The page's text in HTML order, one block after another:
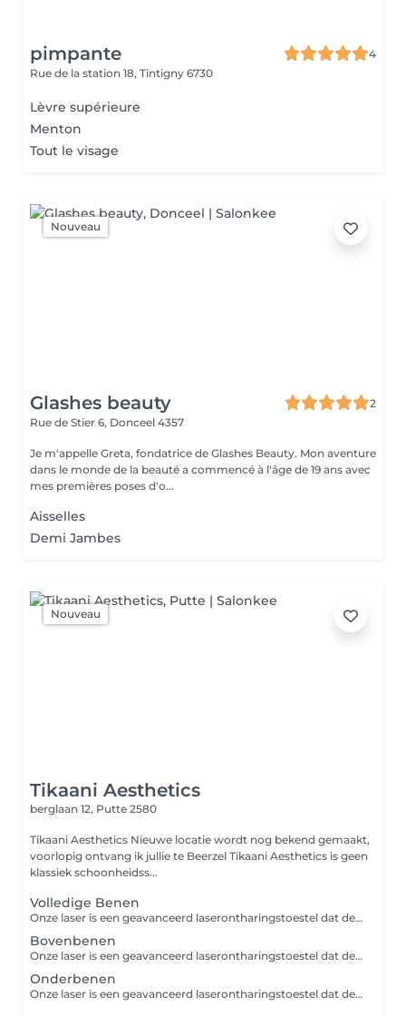
pimpante
4
Rue de la station 18, Tintigny 6730
Lèvre supérieure
Menton
Tout le visage
Nouveau
Glashes beauty
2
Rue de Stier 6, Donceel 4357
Je m'appelle Greta, fondatrice de Glashes Beauty. Mon aventure
dans le monde de la beauté a commencé à l'âge de 19 ans avec
mes premières poses d'o...
Aisselles
Demi Jambes
Nouveau
Tikaani Aesthetics
berglaan 12, Putte 2580
Tikaani Aesthetics Nieuwe locatie wordt nog bekend gemaakt,
voorlopig ontvang ik jullie te Beerzel Tikaani Aesthetics is geen
klassiek schoonheidss...
Volledige Benen
Onze laser is een geavanceerd laserontharingstoestel dat de nieuwste lasertechnologie combineert voor een snelle, comfortabele en doeltreffende ontharing. Het toestel is geschikt voor alle huidtypes en behandelt zowel fijne als donkere haren, over het hele lichaam: benen, oksels, armen, bikinilijn, buik, rug, nek en gezicht. Minder sessies, op maat van jouw huid Elke huid en haargroei is anders. Daarom bepalen we bij Tikaani het aantal sessies op basis van een persoonlijk advies, afgestemd op jouw huidtype en haardikte geen standaardpakket, maar een plan dat echt bij jou past. Zonder gel In tegenstelling tot veel andere laserbehandelingen werkt de onze laser met een luchtkoelingssysteem, zonder koude gel. Dat betekent een aangenamere, drogere en comfortabelere behandeling. Snellere behandeltijd Ontdek tijdens je eerste consult hoeveel sessies jouw huid nodig heeft. Boek vandaag nog bij Tikaani.
Bovenbenen
Onze laser is een geavanceerd laserontharingstoestel dat de nieuwste lasertechnologie combineert voor een snelle, comfortabele en doeltreffende ontharing. Het toestel is geschikt voor alle huidtypes en behandelt zowel fijne als donkere haren, over het hele lichaam: benen, oksels, armen, bikinilijn, buik, rug, nek en gezicht. Minder sessies, op maat van jouw huid Elke huid en haargroei is anders. Daarom bepalen we bij Tikaani het aantal sessies op basis van een persoonlijk advies, afgestemd op jouw huidtype en haardikte geen standaardpakket, maar een plan dat echt bij jou past. Zonder gel In tegenstelling tot veel andere laserbehandelingen werkt de onze laser met een luchtkoelingssysteem, zonder koude gel. Dat betekent een aangenamere, drogere en comfortabelere behandeling. Snellere behandeltijd Ontdek tijdens je eerste consult hoeveel sessies jouw huid nodig heeft. Boek vandaag nog bij Tikaani.
Onderbenen
Onze laser is een geavanceerd laserontharingstoestel dat de nieuwste lasertechnologie combineert voor een snelle, comfortabele en doeltreffende ontharing. Het toestel is geschikt voor alle huidtypes en behandelt zowel fijne als donkere haren, over het hele lichaam: benen, oksels, armen, bikinilijn, buik, rug, nek en gezicht. Minder sessies, op maat van jouw huid Elke huid en haargroei is anders. Daarom bepalen we bij Tikaani het aantal sessies op basis van een persoonlijk advies, afgestemd op jouw huidtype en haardikte geen standaardpakket, maar een plan dat echt bij jou past. Zonder gel In tegenstelling tot veel andere laserbehandelingen werkt de onze laser met een luchtkoelingssysteem, zonder koude gel. Dat betekent een aangenamere, drogere en comfortabelere behandeling. Snellere behandeltijd Ontdek tijdens je eerste consult hoeveel sessies jouw huid nodig heeft. Boek vandaag nog bij Tikaani.